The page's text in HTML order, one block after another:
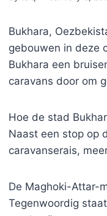
Bukhara,
gebouwen in deze
Bukhara een
caravans door om
Hoe de stad
Naast een stop op
caravanserais,
De Maghoki-Attar-
Tegenwoordig